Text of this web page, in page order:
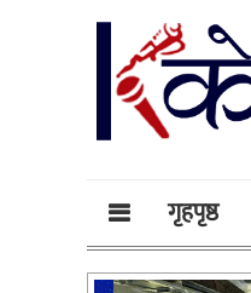
गृहपृष्ठ